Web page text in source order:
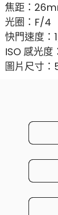
焦距：
光圈：F/4
快門速度：
ISO 感光度
圖片尺寸